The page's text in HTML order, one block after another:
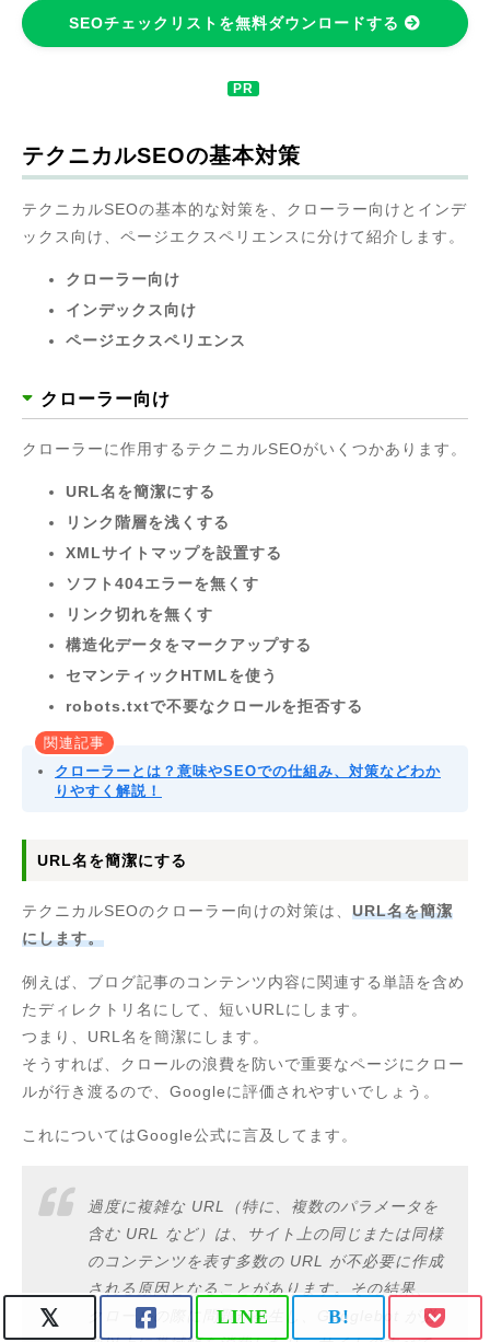
SEOチェックリストを無料ダウンロードする
テクニカルSEOの基本対策
テクニカルSEOの基本的な対策を、クローラー向けとインデ
ックス向け、ページエクスペリエンスに分けて紹介します。
クローラー向け
インデックス向け
ページエクスペリエンス
クローラー向け
クローラーに作用するテクニカルSEOがいくつかあります。
URL名を簡潔にする
リンク階層を浅くする
XMLサイトマップを設置する
ソフト404エラーを無くす
リンク切れを無くす
構造化データをマークアップする
セマンティックHTMLを使う
robots.txtで不要なクロールを拒否する
関連記事
クローラーとは？意味やSEOでの仕組み、対策などわか
りやすく解説！
URL名を簡潔にする
テクニカルSEOのクローラー向けの対策は、 URL名を簡潔
にします。
例えば、ブログ記事のコンテンツ内容に関連する単語を含め
たディレクトリ名にして、短いURLにします。
つまり、URL名を簡潔にします。
そうすれば、クロールの浪費を防いで重要なページにクロー
ルが行き渡るので、Googleに評価されやすいでしょう。
これについてはGoogle公式に言及してます。
過度に複雑な URL（特に、複数のパラメータを
含む URL など）は、サイト上の同じまたは同様
のコンテンツを表す多数の URL が不必要に作成
される原因となることがあります。その結果、
クロールの際に問題が発生し、Googlebot が必
LINE B!